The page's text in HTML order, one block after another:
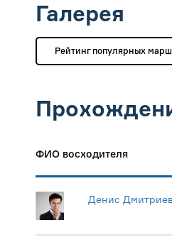
Галерея
Рейтинг популярных
ФИО восходителя
Денис